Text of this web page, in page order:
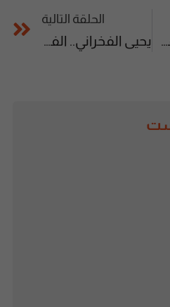
السلطة والترويج لها
الحلقة التالية
يحيى الفخراني.. الفنان الذي وقعت في حبه شاشات التلفاز